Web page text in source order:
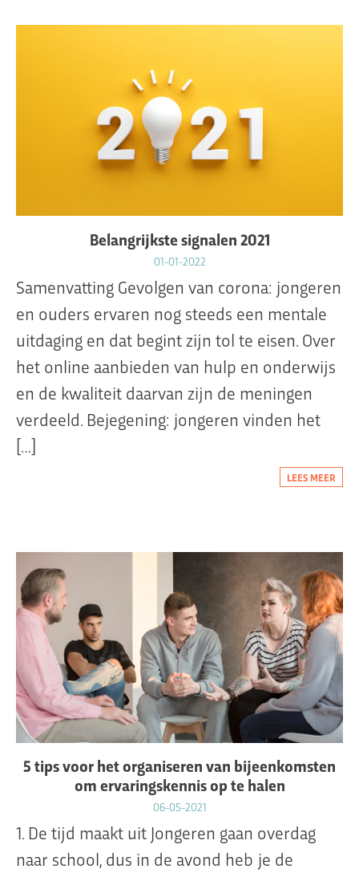
Belangrijkste signalen 2021
01-01-2022
Samenvatting Gevolgen van corona: jongeren
en ouders ervaren nog steeds een mentale
uitdaging en dat begint zijn tol te eisen. Over
het online aanbieden van hulp en onderwijs
en de kwaliteit daarvan zijn de meningen
verdeeld. Bejegening: jongeren vinden het
[…]
LEES MEER
5 tips voor het organiseren van bijeenkomsten
om ervaringskennis op te halen
06-05-2021
1. De tijd maakt uit Jongeren gaan overdag
naar school, dus in de avond heb je de